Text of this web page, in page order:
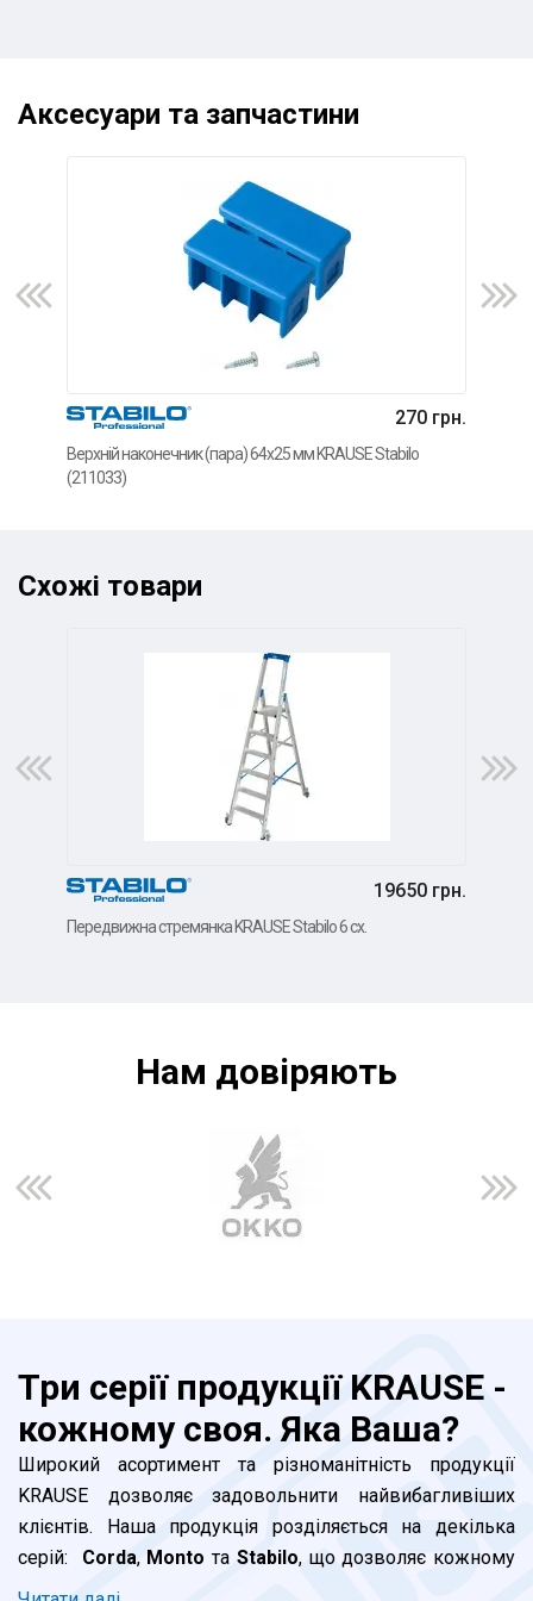
Аксесуари та запчастини
270 грн.
Верхній наконечник (пара) 64x25 мм KRAUSE Stabilo
(211033)
Схожі товари
19650 грн.
Передвижна стремянка KRAUSE Stabilo 6 сх.
Нам довiряють
Три серії продукції KRAUSE -
кожному своя. Яка Ваша?
Широкий асортимент та різноманітність продукції
KRAUSE дозволяє задовольнити найвибагливіших
клієнтів. Наша продукція розділяється на декілька
серій:
Corda, Monto та Stabilo, що дозволяє кожному
клієнту підібрати відповідну до його потреб драбину. В